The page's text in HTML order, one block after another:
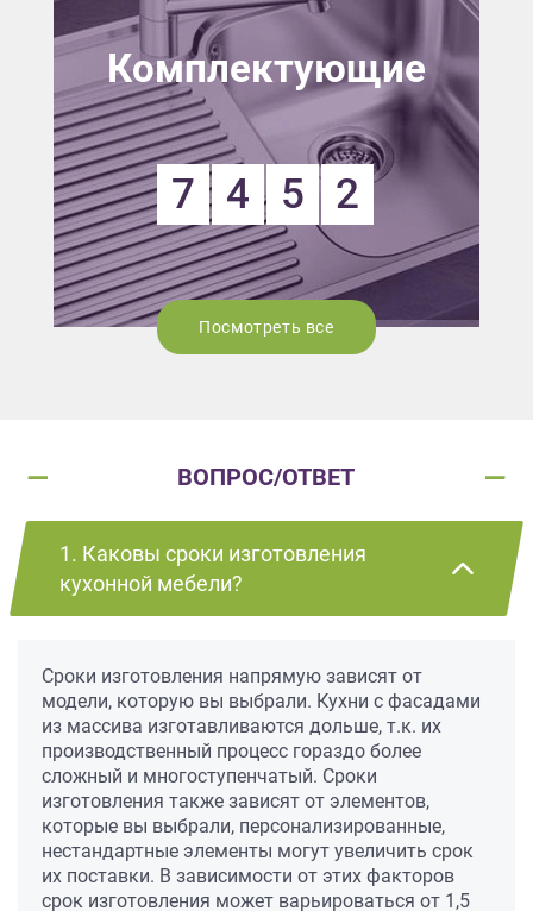
Комплектующие
7 4 5 2
Посмотреть все
ВОПРОС/ОТВЕТ
1. Каковы сроки изготовления
кухонной мебели?
Сроки изготовления напрямую зависят от
модели, которую вы выбрали. Кухни с фасадами
из массива изготавливаются дольше, т.к. их
производственный процесс гораздо более
сложный и многоступенчатый. Сроки
изготовления также зависят от элементов,
которые вы выбрали, персонализированные,
нестандартные элементы могут увеличить срок
их поставки. В зависимости от этих факторов
срок изготовления может варьироваться от 1,5